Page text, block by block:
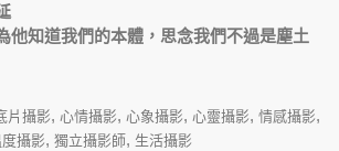
他知道我們的本體，思念我們不過是塵土
片攝影, 心情攝影, 心象攝影, 心靈攝影, 情感攝影,
攝影, 獨立攝影師, 生活攝影